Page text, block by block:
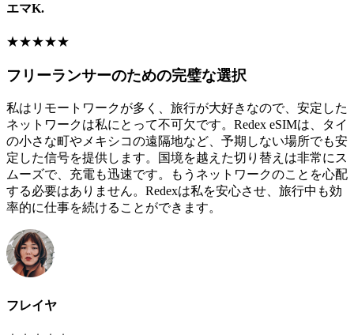
エマK.
★★★★★
フリーランサーのための完璧な選択
私はリモートワークが多く、旅行が大好きなので、安定した
ネットワークは私にとって不可欠です。Redex eSIMは、タイ
の小さな町やメキシコの遠隔地など、予期しない場所でも安
定した信号を提供します。国境を越えた切り替えは非常にス
ムーズで、充電も迅速です。もうネットワークのことを心配
する必要はありません。Redexは私を安心させ、旅行中も効
率的に仕事を続けることができます。
フレイヤ